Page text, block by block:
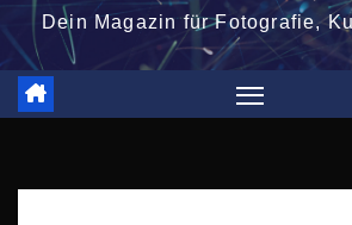
Dein Magazin für Fotografie,